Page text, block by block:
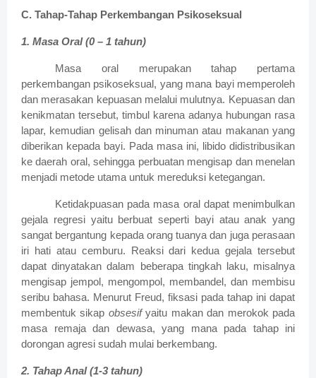
C. Tahap-Tahap Perkembangan Psikoseksual
1. Masa Oral (0 – 1 tahun)
Masa oral merupakan tahap pertama
perkembangan psikoseksual, yang mana bayi memperoleh
dan merasakan kepuasan melalui mulutnya. Kepuasan dan
kenikmatan tersebut, timbul karena adanya hubungan rasa
lapar, kemudian gelisah dan minuman atau makanan yang
diberikan kepada bayi. Pada masa ini, libido didistribusikan
ke daerah oral, sehingga perbuatan mengisap dan menelan
menjadi metode utama untuk mereduksi ketegangan.
Ketidakpuasan pada masa oral dapat menimbulkan
gejala regresi yaitu berbuat seperti bayi atau anak yang
sangat bergantung kepada orang tuanya dan juga perasaan
iri hati atau cemburu. Reaksi dari kedua gejala tersebut
dapat dinyatakan dalam beberapa tingkah laku, misalnya
mengisap jempol, mengompol, membandel, dan membisu
seribu bahasa. Menurut Freud, fiksasi pada tahap ini dapat
membentuk sikap obsesifyaitu makan dan merokok pada
masa remaja dan dewasa, yang mana pada tahap ini
dorongan agresi sudah mulai berkembang.
2. Tahap Anal (1-3 tahun)